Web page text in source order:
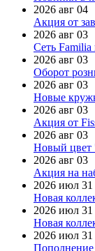
2026 авг 04
Акция от
2026 авг 03
Сеть Familia
2026 авг 03
Оборот
2026 авг 03
Новые
2026 авг 03
Акция от
2026 авг 03
Новый цвет
2026 авг 03
Акция на
2026 июл 31
Новая
2026 июл 31
Новая
2026 июл 31
Пополнение